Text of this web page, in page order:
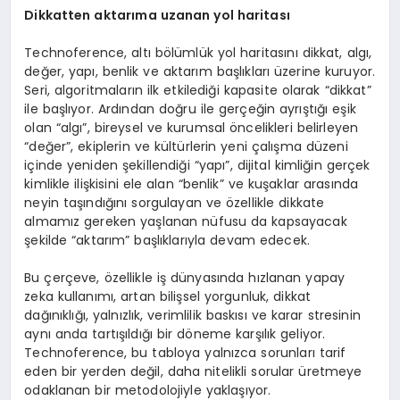
Dikkatten aktarıma uzanan yol haritası
Technoference, altı bölümlük yol haritasını dikkat, algı,
değer, yapı, benlik ve aktarım başlıkları üzerine kuruyor.
Seri, algoritmaların ilk etkilediği kapasite olarak “dikkat”
ile başlıyor. Ardından doğru ile gerçeğin ayrıştığı eşik
olan “algı”, bireysel ve kurumsal öncelikleri belirleyen
“değer”, ekiplerin ve kültürlerin yeni çalışma düzeni
içinde yeniden şekillendiği “yapı”, dijital kimliğin gerçek
kimlikle ilişkisini ele alan “benlik” ve kuşaklar arasında
neyin taşındığını sorgulayan ve özellikle dikkate
almamız gereken yaşlanan nüfusu da kapsayacak
şekilde “aktarım” başlıklarıyla devam edecek.
Bu çerçeve, özellikle iş dünyasında hızlanan yapay
zeka kullanımı, artan bilişsel yorgunluk, dikkat
dağınıklığı, yalnızlık, verimlilik baskısı ve karar stresinin
aynı anda tartışıldığı bir döneme karşılık geliyor.
Technoference, bu tabloya yalnızca sorunları tarif
eden bir yerden değil, daha nitelikli sorular üretmeye
odaklanan bir metodolojiyle yaklaşıyor.